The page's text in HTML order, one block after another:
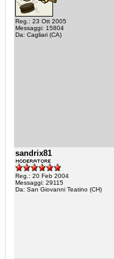
Reg.: 23 Ott 2005
Messaggi: 15804
Da: Cagliari (CA)
sandrix81
Reg.: 20 Feb 2004
Messaggi: 29115
Da: San Giovanni Teatino (CH)